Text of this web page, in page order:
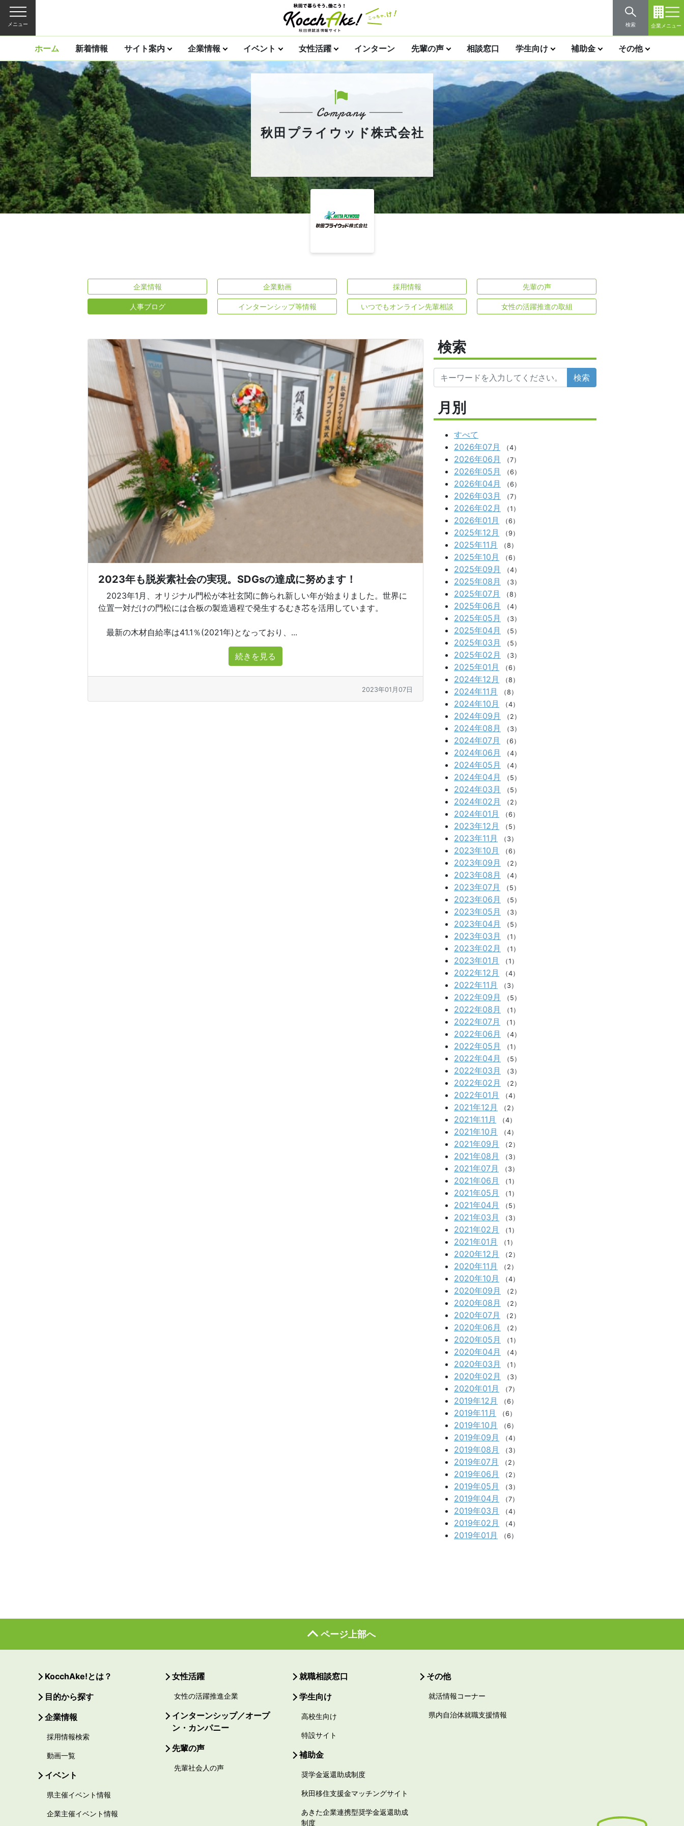
メニュー 検索 企業メニュー
ホーム 新着情報 サイト案内 企業情報 イベント 女性活躍 インターン 先輩の声 相談窓口 学生向け 補助金 その他
秋田プライウッド株式会社
企業情報 企業動画 採用情報 先輩の声
人事ブログ インターンシップ等情報 いつでもオンライン先輩相談 女性の活躍推進の取組
2023年も脱炭素社会の実現。SDGsの達成に努めます！
2023年1月、オリジナル門松が本社玄関に飾られ新しい年が始まりました。世界に
位置一対だけの門松には合板の製造過程で発生するむき芯を活用しています。
最新の木材自給率は41.1％(2021年)となっており、...
続きを見る
2023年01月07日
検索
検索
月別
すべて
2026年07月
（4）
2026年06月 （7）
2026年05月 （6）
2026年04月 （6）
2026年03月 （7）
2026年02月 （1）
2026年01月 （6）
2025年12月 （9）
2025年11月 （8）
2025年10月 （6）
2025年09月 （4）
2025年08月 （3）
2025年07月 （8）
2025年06月 （4）
2025年05月 （3）
2025年04月 （5）
2025年03月 （5）
2025年02月 （3）
2025年01月 （6）
2024年12月 （8）
2024年11月 （8）
2024年10月 （4）
2024年09月 （2）
2024年08月 （3）
2024年07月 （6）
2024年06月 （4）
2024年05月 （4）
2024年04月 （5）
2024年03月 （5）
2024年02月 （2）
2024年01月 （6）
2023年12月 （5）
2023年11月 （3）
2023年10月 （6）
2023年09月 （2）
2023年08月 （4）
2023年07月 （5）
2023年06月 （5）
2023年05月 （3）
2023年04月 （5）
2023年03月 （1）
2023年02月 （1）
2023年01月 （1）
2022年12月 （4）
2022年11月 （3）
2022年09月 （5）
2022年08月 （1）
2022年07月 （1）
2022年06月 （4）
2022年05月 （1）
2022年04月 （5）
2022年03月 （3）
2022年02月 （2）
2022年01月 （4）
2021年12月 （2）
2021年11月 （4）
2021年10月 （4）
2021年09月 （2）
2021年08月 （3）
2021年07月 （3）
2021年06月 （1）
2021年05月 （1）
2021年04月 （5）
2021年03月 （3）
2021年02月 （1）
2021年01月 （1）
2020年12月 （2）
2020年11月 （2）
2020年10月 （4）
2020年09月 （2）
2020年08月 （2）
2020年07月 （2）
2020年06月 （2）
2020年05月 （1）
2020年04月 （4）
2020年03月 （1）
2020年02月 （3）
2020年01月 （7）
2019年12月 （6）
2019年11月 （6）
2019年10月 （6）
2019年09月 （4）
2019年08月 （3）
2019年07月 （2）
2019年06月 （2）
2019年05月 （3）
2019年04月 （7）
2019年03月 （4）
2019年02月 （4）
2019年01月 （6）
ページ上部へ
KocchAke!とは？
目的から探す
企業情報
採用情報検索
動画一覧
イベント
県主催イベント情報
企業主催イベント情報
女性活躍
女性の活躍推進企業
インターンシップ／オープ
ン・カンパニー
先輩の声
先輩社会人の声
就職相談窓口
学生向け
高校生向け
特設サイト
補助金
奨学金返還助成制度
秋田移住支援金マッチングサイト
あきた企業連携型奨学金返還助成
制度
その他
就活情報コーナー
県内自治体就職支援情報